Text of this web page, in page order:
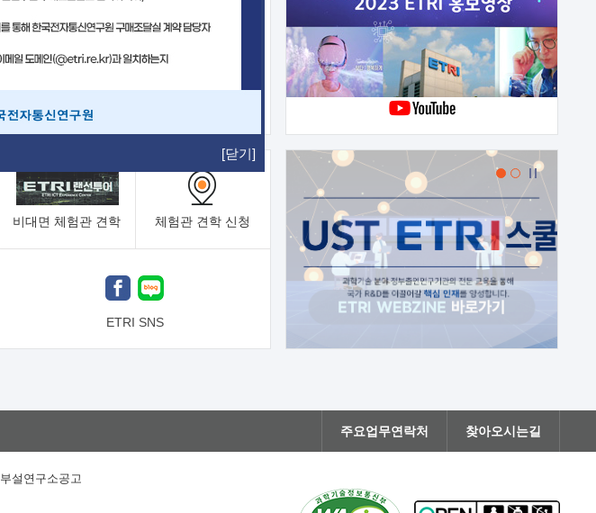
[닫기]
기술예고 중소기업 지원
보유특허 이전가능 기술
융합기술연구생산센터 반도체실험실
비대면 체험관 견학 체험관 견학 신청
ETRI SNS
주요업무연락처 찾아오시는길
부설연구소공고